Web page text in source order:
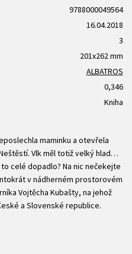
9788000049564
16.04.2018
3
201x262 mm
ALBATROS
0,346
Kniha
maminku a otevřela
Vlk měl totiž velký hlad…
celé dopadlo? Na nic nečekejte
v nádherném prostorovém
Vojtěcha Kubašty, na jehož
a Slovenské republice.